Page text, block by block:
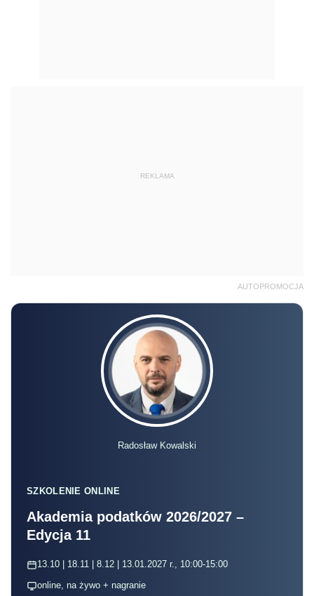
REKLAMA
AUTOPROMOCJA
Radosław Kowalski
SZKOLENIE ONLINE
Akademia podatków 2026/2027 –
Edycja 11
13.10 | 18.11 | 8.12 | 13.01.2027 r., 10:00-15:00
online, na żywo + nagranie